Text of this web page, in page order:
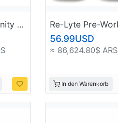
Re-Lyte® Immunity Electrolyte Powder
56.99USD
≈ 86,624.80$ ARS
In den Warenkorb